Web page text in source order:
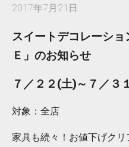
2017年7月21日
スイートデコレーショ
Ｅ」のお知らせ
７／２２(土)～７／３
対象：全店
家具も続々！お値下げクリ